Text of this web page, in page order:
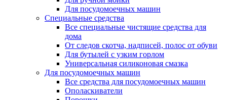
Для посудомоечных машин
Специальные средства
Все специальные чистящие средства для
дома
От следов скотча, надписей, полос от обуви
Для бутылей с узким горлом
Универсальная силиконовая смазка
Для посудомоечных машин
Все средства для посудомоечных машин
Ополаскиватели